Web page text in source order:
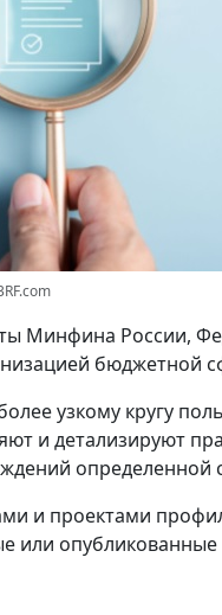
Минфина России,
бюджетной
узкому кругу
и детализируют
определенной
и проектами
опубликованные